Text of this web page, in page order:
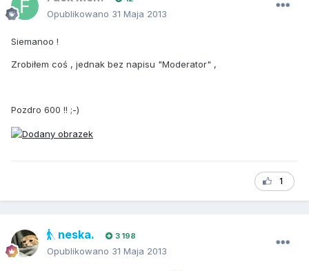
Opublikowano 31 Maja 2013
Siemanoo !
Zrobiłem coś , jednak bez napisu "Moderator" ,
Pozdro 600 !! ;-)
1
neska. 3 198
Opublikowano 31 Maja 2013